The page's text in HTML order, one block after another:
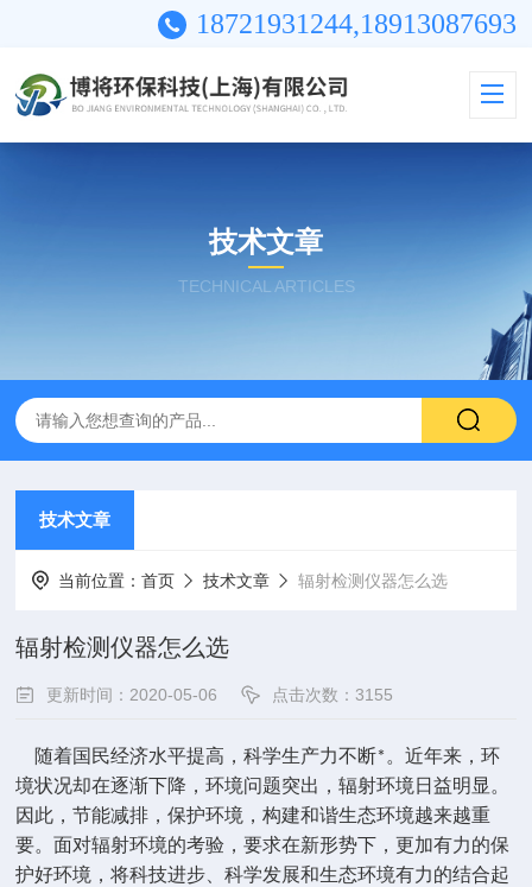
18721931244,18913087693
技术文章
TECHNICAL ARTICLES
技术文章
当前位置：首页 技术文章 辐射检测仪器怎么选
辐射检测仪器怎么选
更新时间：2020-05-06 点击次数：3155
随着国民经济水平提高，科学生产力不断*。近年来，环
境状况却在逐渐下降，环境问题突出，辐射环境日益明显。
因此，节能减排，保护环境，构建和谐生态环境越来越重
要。面对辐射环境的考验，要求在新形势下，更加有力的保
护好环境，将科技进步、科学发展和生态环境有力的结合起